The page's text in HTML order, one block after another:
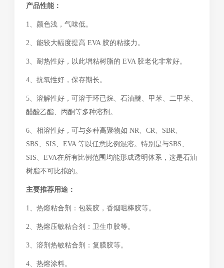
产品性能：
1、颜色浅，气味低。
2、能较大幅度提高 EVA 胶的粘接力。
3、耐热性好，以此增粘树脂的 EVA 胶老化非常好。
4、抗氧性好，保存期长。
5、溶解性好，可溶于环已烷、石油醚、甲苯、二甲苯、
醋酸乙酯、丙酮等多种溶剂。
6、相溶性好，可与多种高聚物如 NR、CR、SBR、
SBS、SIS、EVA 等以任意比例混溶。特别是与SBS、
SIS、EVA在所有比例范围均能形成透明体系，这是石油
树脂不可比拟的。
主要推荐用途：
1、热熔粘合剂：包装胶，香烟咀棒胶等。
2、热熔压敏粘合剂：卫生巾胶等。
3、溶剂热敏粘合剂：复膜胶等。
4、热熔涂料。